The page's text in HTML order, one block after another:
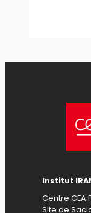
Institut
Centre CEA
Site de